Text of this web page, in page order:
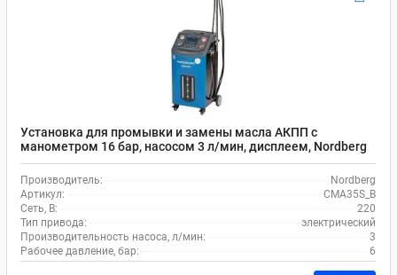
Установка для промывки и замены масла АКПП с
манометром 16 бар, насосом 3 л/мин, дисплеем, Nordberg
CMA35S_B
Производитель:
Nordberg
Артикул:
CMA35S_B
Сеть, В:
220
Тип привода:
электрический
Производительность насоса, л/мин:
3
Рабочее давление, бар:
6